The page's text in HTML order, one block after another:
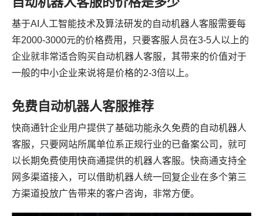
基于AI人工智能技术及算法研发的自动机器人客服需要每
年2000-3000元的价格费用，只要客服人员在3-5人以上的
企业就非常适合购买自动机器人客服，其带来的价值对于
一般的中小企业来说将是价格的2-3倍以上。
免费自动机器人客服推荐
快商通针企业用户提供了基础功能永久免费的自动机器人
客服，只要网站所属单位系正规行业的已备案公司，就可
以长期免费使用快商通提供的机器人客服。快商通支持全
网多渠道接入，可以借助机器人统一回复企业在多个第三
方渠道投放广告带来的客户咨询，非常方便。